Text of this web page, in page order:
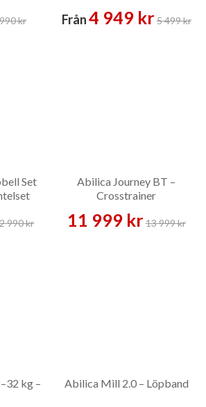
kr Från4 949 kr5 499 kr
Set
990 kr
Abilica Journey BT –
Crosstrainer
11 999 kr13 999 kr
kg –
Abilica Mill 2.0 – Löpband